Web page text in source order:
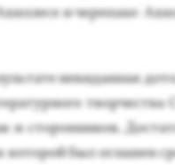
и че­репа­хе:
не­видан­ная
и сто­рон­ни­ков.
ко­торой был ог­ла­шен